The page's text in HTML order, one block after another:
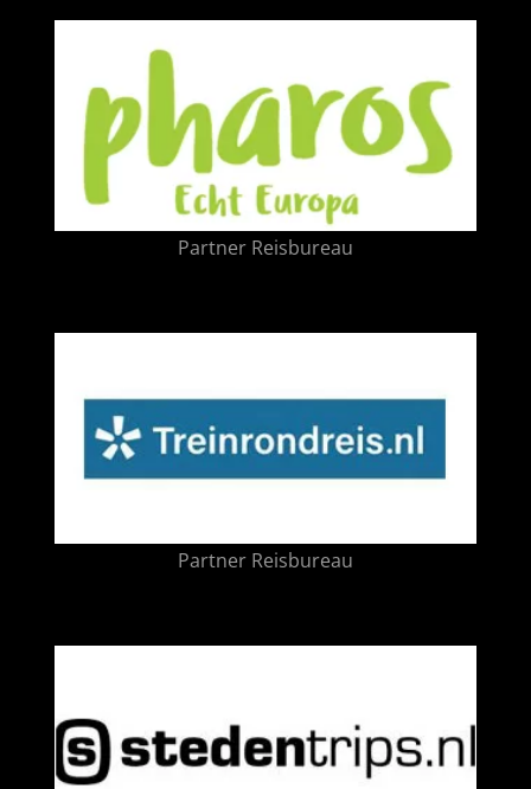
Partner Reisbureau
Partner Reisbureau